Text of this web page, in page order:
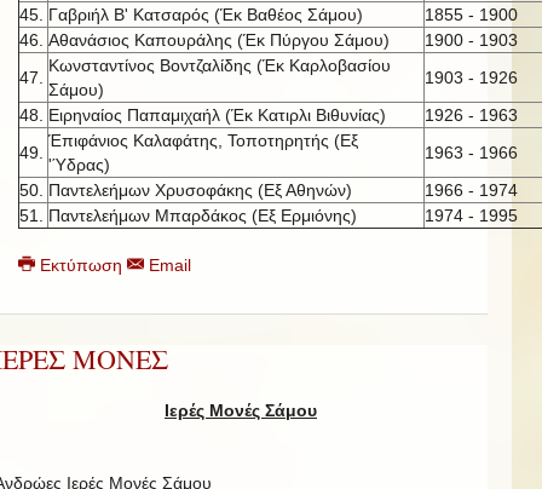
45. Γαβριήλ Β' Κατσαρός (Έκ Βαθέος Σάμου)
1855 - 1900
46. Αθανάσιος Καπουράλης (Έκ Πύργου Σάμου)
1900 - 1903
47.
Κωνσταντίνος Βοντζαλίδης (Έκ Καρλοβασίου
Σάμου)
1903 - 1926
48.
Ειρηναίος Παπαμιχαήλ (Έκ Κατιρλι Βιθυνίας)
1926 - 1963
49.
Έπιφάνιος Καλαφάτης, Τοποτηρητής (Εξ
'Ύδρας)
1963 - 1966
50. Παντελεήμων Χρυσοφάκης (Εξ Αθηνών)
1966 - 1974
51.
Παντελεήμων Μπαρδάκος (Εξ Ερμιόνης) 1974 - 1995
Εκτύπωση Email
ΜΟΝΕΣ
Ιερές Μονές Σάμου
Ιερές Μονές Σάμου